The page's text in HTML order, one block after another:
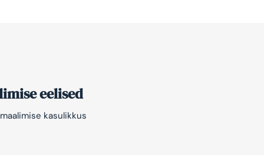
eelised
kasulikkus